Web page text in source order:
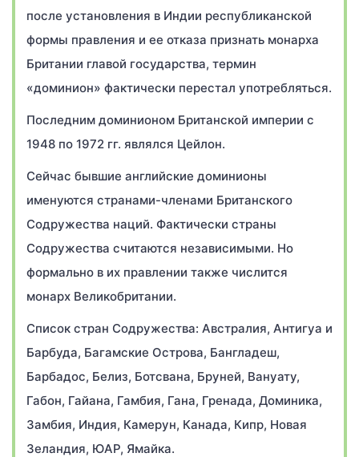
после установления в Индии республиканской
формы правления и ее отказа признать монарха
Британии главой государства, термин
«доминион» фактически перестал употребляться.
Последним доминионом Британской империи с
1948 по 1972 гг. являлся Цейлон.
Сейчас бывшие английские доминионы
именуются странами-членами Британского
Содружества наций. Фактически страны
Содружества считаются независимыми. Но
формально в их правлении также числится
монарх Великобритании.
Список стран Содружества: Австралия, Антигуа и
Барбуда, Багамские Острова, Бангладеш,
Барбадос, Белиз, Ботсвана, Бруней, Вануату,
Габон, Гайана, Гамбия, Гана, Гренада, Доминика,
Замбия, Индия, Камерун, Канада, Кипр, Новая
Зеландия, ЮАР, Ямайка.